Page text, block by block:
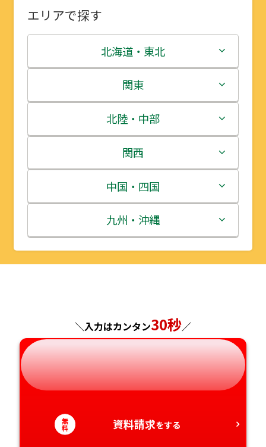
エリアで探す
北海道・東北
北海道
青森県
岩手県
宮城県
秋田県
山形県
関東
茨城県
栃木県
群馬県
埼玉県
千葉県
神奈川県
北陸・中部
新潟県
富山県
石川県
福井県
岐阜県
静岡県
愛知県
関西
三重県
滋賀県
京都府
奈良県
和歌山県
中国・四国
鳥取県
島根県
山口県
徳島県
香川県
九州・沖縄
福岡県
長崎県
熊本県
大分県
宮崎県
＼入力はカンタン30秒／
無
料 資料請求をする